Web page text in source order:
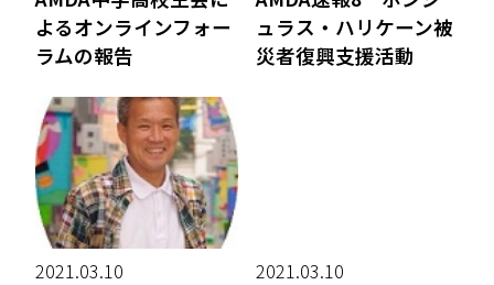
よるオンラインフォー
ラムの報告
ュラス・ハリケーン被
災者復興支援活動
2021.03.10 2021.03.10